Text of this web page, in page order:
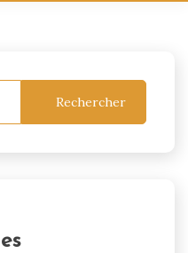
Rechercher